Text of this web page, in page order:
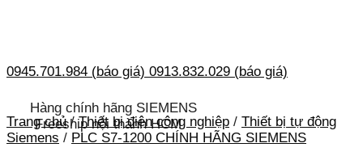
0945.701.984 (báo giá) 0913.832.029 (báo giá)
Hàng chính hãng SIEMENS
Freeship nội thành HCM
Trang chủ / Thiết bị điện công nghiệp / Thiết bị tự động
Siemens / PLC S7-1200 CHÍNH HÃNG SIEMENS